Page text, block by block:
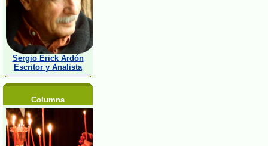
Sergio Erick Ardón
Escritor y Analista
Columna